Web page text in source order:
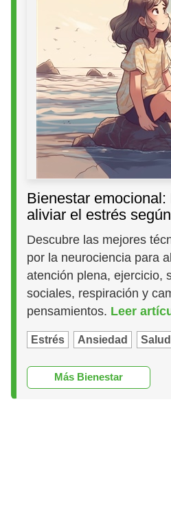
Bienestar
aliviar el estrés
Descubre las mejores
por la neurociencia para
atención plena, ejercicio,
sociales, respiración y
pensamientos. Leer
Estrés Ansiedad
Más Bienestar